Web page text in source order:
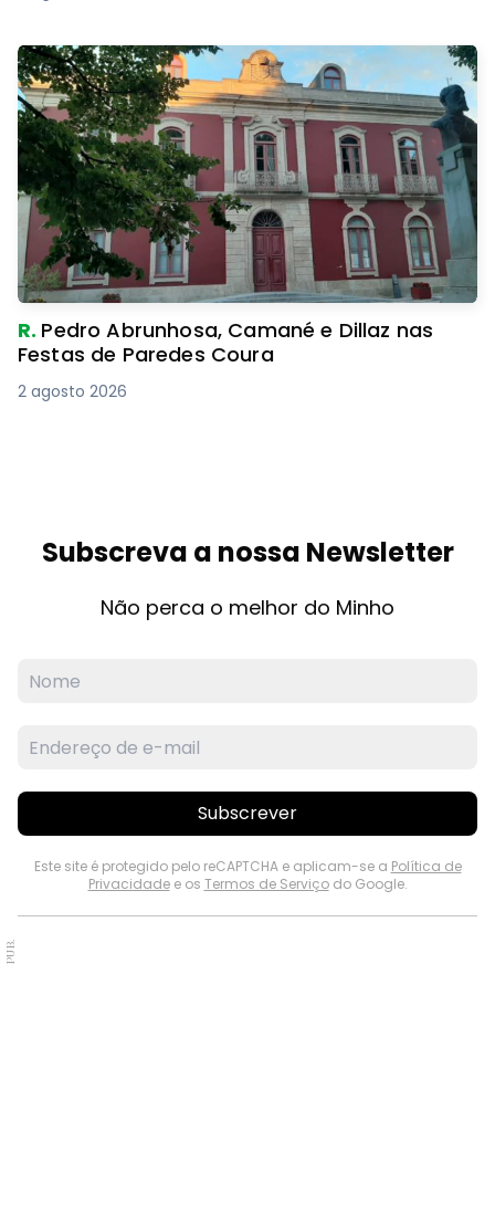
R. Pedro Abrunhosa, Camané e Dillaz nas
Festas de Paredes Coura
2 agosto 2026
Subscreva a nossa Newsletter
Não perca o melhor do Minho
Subscrever
Este site é protegido pelo reCAPTCHA e aplicam-se a Política de
Privacidadee os Termos de Serviçodo Google.
PUB.